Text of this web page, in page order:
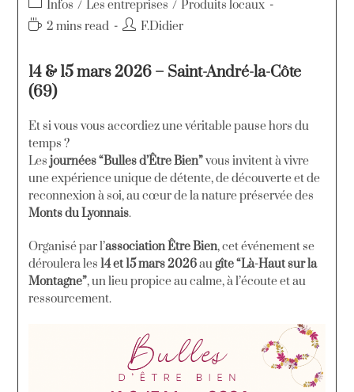
Infos / Les entreprises / Produits locaux
2 mins read
F.Didier
14 & 15 mars 2026 – Saint-André-la-Côte
(69)
Et si vous vous accordiez une véritable pause hors du
temps ?
Les journées “Bulles d’Être Bien”vous invitent à vivre
une expérience unique de détente, de découverte et de
reconnexion à soi, au cœur de la nature préservée des
Monts du Lyonnais.
Organisé par l’association Être Bien, cet événement se
déroulera les 14 et 15 mars 2026augîte “Là-Haut sur la
Montagne”, un lieu propice au calme, à l’écoute et au
ressourcement.